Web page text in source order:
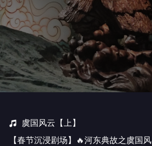
虞国风云【上】
【春节沉浸剧场】🔥河东典故之虞国风